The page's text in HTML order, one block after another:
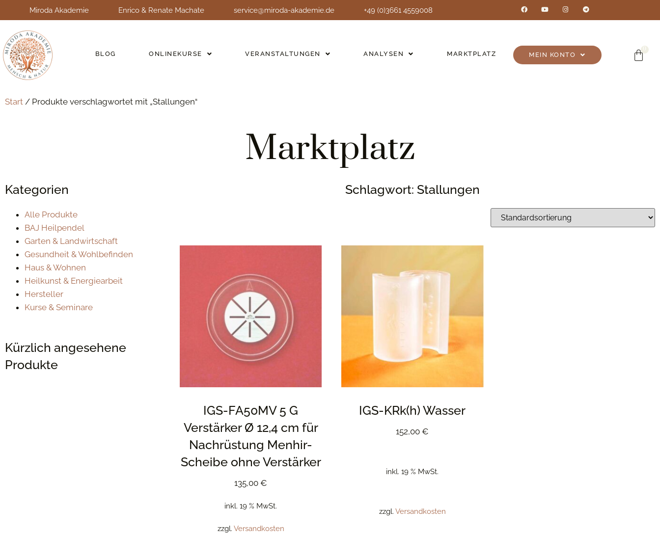
Miroda Akademie Enrico & Renate Machate service@miroda-akademie.de +49 (0)3661 4559008
BLOG ONLINEKURSE VERANSTALTUNGEN ANALYSEN MARKTPLATZ MEIN KONTO
Start / Produkte verschlagwortet mit „Stallungen“
Marktplatz
Kategorien
Alle Produkte
BAJ Heilpendel
Garten & Landwirtschaft
Gesundheit & Wohlbefinden
Haus & Wohnen
Heilkunst & Energiearbeit
Hersteller
Kurse & Seminare
Kürzlich angesehene
Produkte
Schlagwort: Stallungen
IGS-FA50MV 5 G
Verstärker Ø 12,4 cm für
Nachrüstung Menhir-
Scheibe ohne Verstärker
135,00€
inkl. 19 % MwSt.
zzgl. Versandkosten
IGS-KRk(h) Wasser
152,00€
inkl. 19 % MwSt.
zzgl. Versandkosten